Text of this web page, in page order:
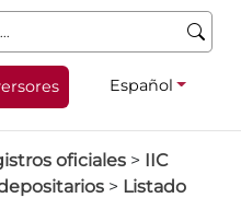
Español
oficiales > IIC
> Listado